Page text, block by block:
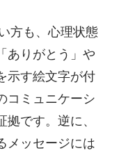
方も、心理状態
ありがとう」や
示す絵文字が付
コミュニケーシ
です。逆に、
メッセージには